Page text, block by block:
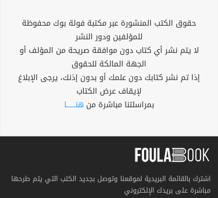
حقوق الكتب المنشورة عبر مكتبة فولة بوك محفوظة
للمؤلفين ودور النشر
لا يتم نشر أي كتاب دون موافقة صريحة من المؤلف أو
الجهة المالكة للحقوق
إذا تم نشر كتابك دون علمك أو بدون إذنك، يرجى الإبلاغ
لإيقاف عرض الكتاب
بمراسلتنا مباشرة من هنــــــا
اشترك بالقائمة البريدية لموقعنا وتوصل بجديد الكتب التي يتم طرحها
مباشرة على بريدك الإلكتروني